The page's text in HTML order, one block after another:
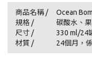
商品名稱 /
Ocean
規格 /
碳酸水、
尺寸 /
330 ml/24
材質 /
24個月，